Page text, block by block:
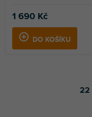
1 690 Kč
DO KOŠÍKU
22